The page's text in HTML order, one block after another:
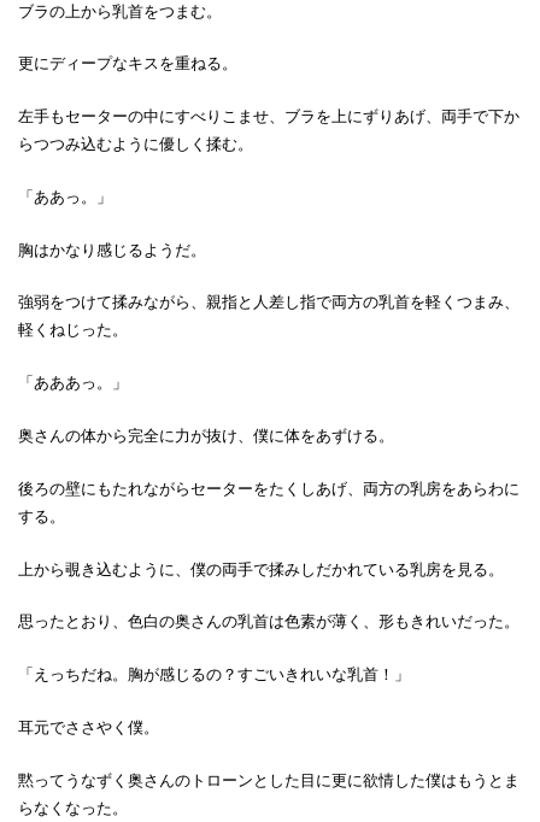
ブラの上から乳首をつまむ。
更にディープなキスを重ねる。
左手もセーターの中にすべりこませ、ブラを上にずりあげ、両手で下か
らつつみ込むように優しく揉む。
「ああっ。」
胸はかなり感じるようだ。
強弱をつけて揉みながら、親指と人差し指で両方の乳首を軽くつまみ、
軽くねじった。
「あああっ。」
奥さんの体から完全に力が抜け、僕に体をあずける。
後ろの壁にもたれながらセーターをたくしあげ、両方の乳房をあらわに
する。
上から覗き込むように、僕の両手で揉みしだかれている乳房を見る。
思ったとおり、色白の奥さんの乳首は色素が薄く、形もきれいだった。
「えっちだね。胸が感じるの？すごいきれいな乳首！」
耳元でささやく僕。
黙ってうなずく奥さんのトローンとした目に更に欲情した僕はもうとま
らなくなった。